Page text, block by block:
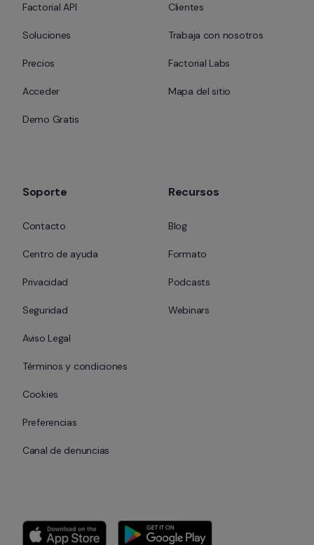
Factorial API
Soluciones
Precios
Acceder
Demo Gratis
Clientes
Trabaja con nosotros
Factorial Labs
Mapa del sitio
Soporte
Contacto
Centro de ayuda
Privacidad
Seguridad
Aviso Legal
Términos y condiciones
Cookies
Preferencias
Canal de denuncias
Recursos
Blog
Formato
Podcasts
Webinars